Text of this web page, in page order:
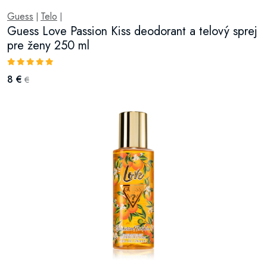
Guess Telo
Guess Love Passion Kiss deodorant a telový sprej
pre ženy 250 ml
8 € €